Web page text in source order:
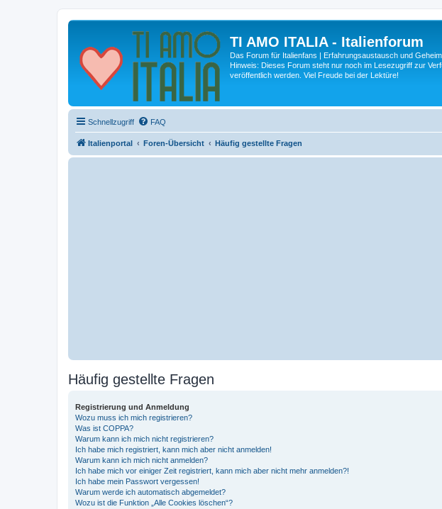
TI AMO ITALIA - Italienforum
Das Forum für Italienfans | Erfahrungsaustausch und
Hinweis: Dieses Forum steht nur noch im Lesezugriff zur
veröffentlich werden. Viel Freude bei der Lektüre!
Schnellzugriff FAQ
Italienportal Foren-Übersicht Häufig gestellte Fragen
Häufig gestellte Fragen
Registrierung und Anmeldung
Wozu muss ich mich registrieren?
Was ist COPPA?
Warum kann ich mich nicht registrieren?
Ich habe mich registriert, kann mich aber nicht anmelden!
Warum kann ich mich nicht anmelden?
Ich habe mich vor einiger Zeit registriert, kann mich aber nicht mehr anmelden?!
Ich habe mein Passwort vergessen!
Warum werde ich automatisch abgemeldet?
Wozu ist die Funktion „Alle Cookies löschen“?